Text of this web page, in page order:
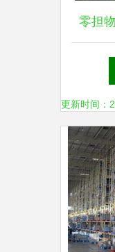
零担
从产
更新时间：